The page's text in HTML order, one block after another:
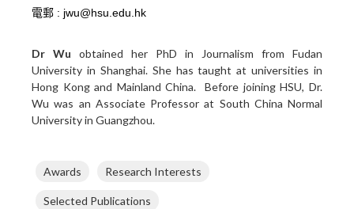
Dr Wu obtained her PhD in Journalism from Fudan
University in Shanghai. She has taught at universities in
Hong Kong and Mainland China. Before joining HSU, Dr.
Wu was an Associate Professor at South China Normal
University in Guangzhou.
Awards Research Interests
Selected Publications